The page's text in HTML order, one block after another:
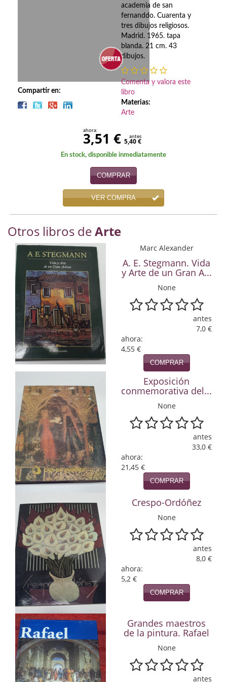
Cómic
Cuentos y relatos
Divulgación científica
DVD
Economía
Enciclopedias
Ensayo
Ensayo literario
Filosofía
Física y Química
Física y química
Guerra Civil Española
Historia
historia
Infantil y juvenil
Infantil y juvenil. Nuevo!!
Informática
Literatura fantástica
Literatura hispanoamericana
Mafia y espionaje
Matemáticas
Medicina
Música
Compartir en:
academia de san
fernanddo. Cuarenta y
tres dibujos religiosos.
Madrid. 1965. tapa
blanda. 21 cm. 43
dibujos.
Comenta y valora este
libro
Materias:
Arte
ahora:
3,51 € antes
5,40 €
En stock, disponible inmediatamente
COMPRAR
VER COMPRA
Otros libros deArte
Marc Alexander
A. E. Stegmann. Vida
y Arte de un Gran A...
None
antes
7,0 €
ahora:
4,55 €
COMPRAR
Exposición
conmemorativa del...
None
antes
33,0 €
ahora:
21,45 €
COMPRAR
Crespo-Ordóñez
None
antes
8,0 €
ahora:
5,2 €
COMPRAR
Grandes maestros
de la pintura. Rafael
None
antes